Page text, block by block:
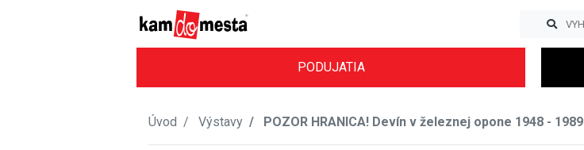
PODUJATIA
Úvod Výstavy POZOR HRANICA! Devín v železnej opone 1948 - 1989